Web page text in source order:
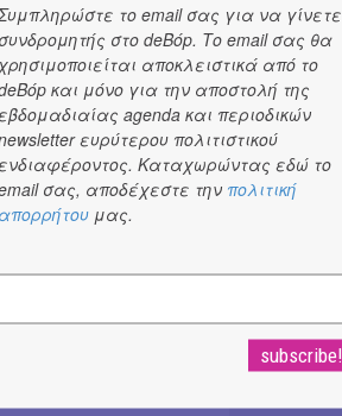
του
χιόνι πέφτει και
οι μέρες, οι
χάνεται στο
το email σας για να γίνετε
συνδρομητής στο deBόp. Το email σας θα
χρησιμοποιείται αποκλειστικά από το
και μόνο για την αποστολή της
agenda και περιοδικών
ευρύτερου πολιτιστικού
Καταχωρώντας εδώ το
σας, αποδέχεστε την πολιτική
απορρήτου μας.